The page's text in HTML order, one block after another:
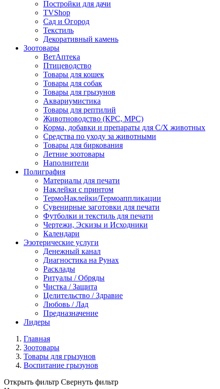
Постройки для дачи
TVShop
Сад и Огород
Текстиль
Декоративный камень
Зоотовары
ВетАптека
Птицеводство
Товары для кошек
Товары для собак
Товары для грызунов
Аквариумистика
Товары для рептилий
Животноводство (КРС, МРС)
Корма, добавки и препараты для С/Х животных
Средства по уходу за животными
Товары для биркования
Летние зоотовары
Наполнители
Полиграфия
Материалы для печати
Наклейки с принтом
ТермоНаклейки/Термоаппликации
Сувенирные заготовки для печати
Футболки и текстиль для печати
Чертежи, Эскизы и Исходники
Календари
Эзотерические услуги
Денежный канал
Диагностика на Рунах
Расклады
Ритуалы / Обряды
Чистка / Защита
Целительство / Здравие
Любовь / Лад
Предназначение
Лидеры
Главная
Зоотовары
Товары для грызунов
Воспитание грызунов
Открыть фильтр Свернуть фильтр